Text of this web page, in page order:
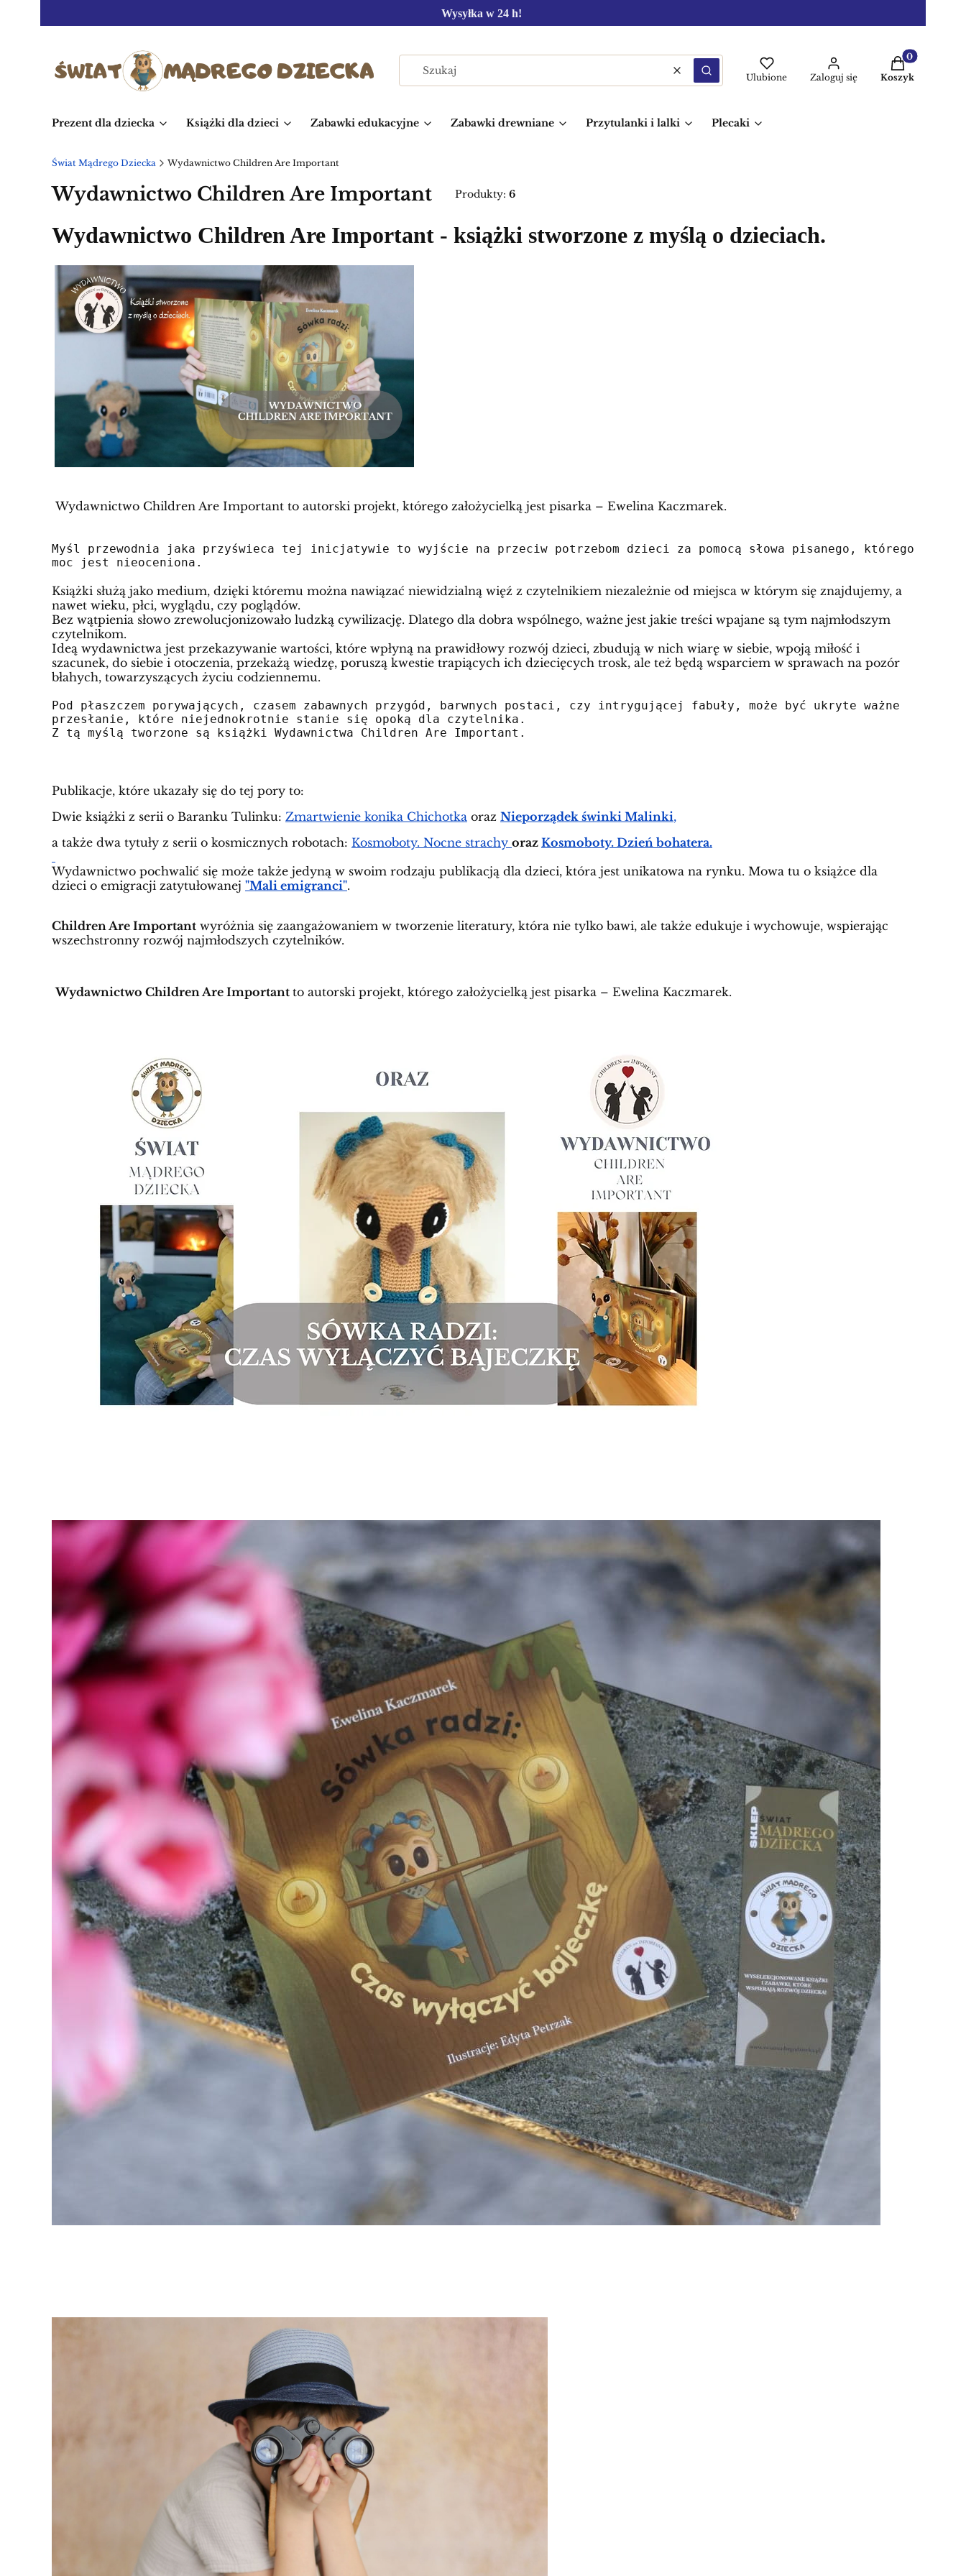
Wysyłka w 24 h!
WyczyśćSzukaj Ulubione Zaloguj się
Produkty w
Koszyk
Prezent dla dziecka Książki dla dzieci Zabawki edukacyjne Zabawki drewniane Przytulanki i lalki Plecaki
Świat Mądrego Dziecka Wydawnictwo Children Are Important
Wydawnictwo Children Are Important Produkty: 6
Wydawnictwo Children Are Important - książki stworzone z myślą o dzieciach.
Wydawnictwo Children Are Important to autorski projekt, którego założycielką jest pisarka – Ewelina Kaczmarek.
Myśl przewodnia jaka przyświeca tej inicjatywie to wyjście na przeciw potrzebom dzieci za pomocą słowa pisanego ,
którego
moc jest nieoceniona .
Książki służą jako medium, dzięki któremu można nawiązać niewidzialną więź z czytelnikiem niezależnie od miejsca w którym się znajdujemy, a
nawet wieku, płci, wyglądu, czy poglądów.
Bez wątpienia słowo zrewolucjonizowało ludzką cywilizację. Dlatego dla dobra wspólnego, ważne jest jakie treści wpajane są tym najmłodszym
czytelnikom.
Ideą wydawnictwa jest przekazywanie wartości, które wpłyną na prawidłowy rozwój dzieci, zbudują w nich wiarę w siebie, wpoją miłość i
szacunek, do siebie i otoczenia, przekażą wiedzę, poruszą kwestie trapiących ich dziecięcych trosk, ale też będą wsparciem w sprawach na pozór
błahych, towarzyszących życiu codziennemu.
Pod płaszczem porywających , czasem zabawnych przygód , barwnych postaci , czy intrygującej fabuły ,
może być ukryte ważne
przesłanie , które niejednokrotnie stanie się opoką dla czytelnika .
Z tą myślą tworzone są książki Wydawnictwa Children Are Important .
Publikacje, które ukazały się do tej pory to:
Dwie książki z serii o Baranku Tulinku: Zmartwienie konika Chichotka oraz Nieporządek świnki Malinki,
a także dwa tytuły z serii o kosmicznych robotach: Kosmoboty. Nocne strachy oraz Kosmoboty. Dzień bohatera.
Wydawnictwo pochwalić się może także jedyną w swoim rodzaju publikacją dla dzieci, która jest unikatowa na rynku. Mowa tu o książce dla
dzieci o emigracji zatytułowanej "Mali emigranci".
Children Are Important wyróżnia się zaangażowaniem w tworzenie literatury, która nie tylko bawi, ale także edukuje i wychowuje, wspierając
wszechstronny rozwój najmłodszych czytelników.
Wydawnictwo Children Are Important to autorski projekt, którego założycielką jest pisarka – Ewelina Kaczmarek.